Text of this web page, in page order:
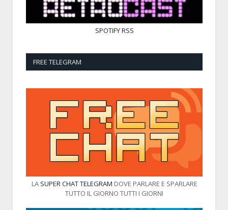
SPOTIFYRSS
FREE TELEGRAM
LA SUPER CHAT TELEGRAM DOVE PARLARE E SPARLARE
TUTTO IL GIORNO TUTTI I GIORNI